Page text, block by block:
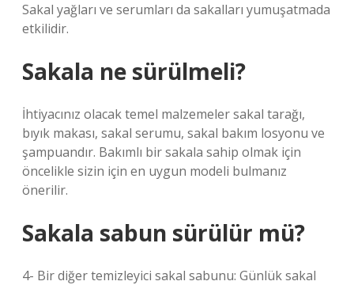
Sakal yağları ve serumları da sakalları yumuşatmada
etkilidir.
Sakala ne sürülmeli?
İhtiyacınız olacak temel malzemeler sakal tarağı,
bıyık makası, sakal serumu, sakal bakım losyonu ve
şampuandır. Bakımlı bir sakala sahip olmak için
öncelikle sizin için en uygun modeli bulmanız
önerilir.
Sakala sabun sürülür mü?
4- Bir diğer temizleyici sakal sabunu: Günlük sakal